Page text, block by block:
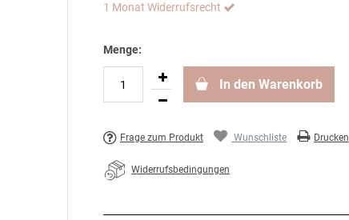
1 Monat Widerrufsrecht
Menge:
In den Warenkorb
Frage zum Produkt Wunschliste Drucken
Widerrufsbedingungen